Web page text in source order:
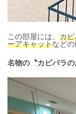
この部屋には、 カ
ーアキャットなど
名物の〝カピバラの